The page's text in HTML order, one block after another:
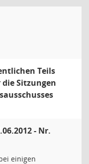
Teils
Sitzungen
- Nr.
einigen